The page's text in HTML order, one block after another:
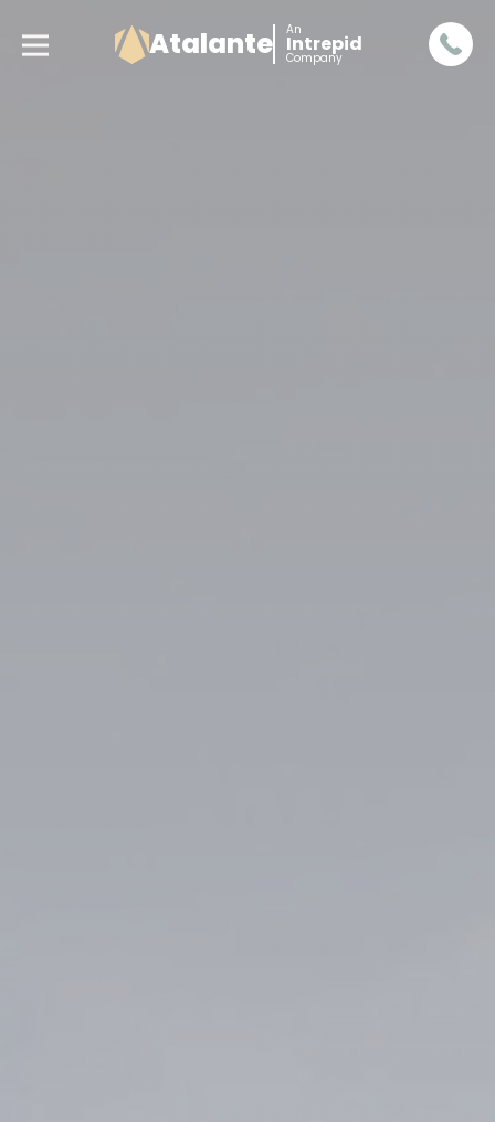
Atalante An
Intrepid
Company